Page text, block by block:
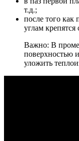
т.д.;
после того как
углам
Важно: В
поверхностью
уложить